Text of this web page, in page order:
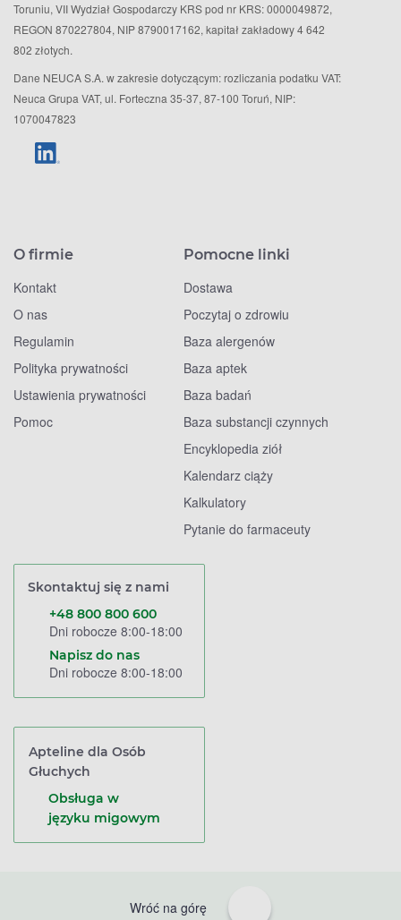
Toruniu, VII Wydział Gospodarczy KRS pod nr KRS: 0000049872,
REGON 870227804, NIP 8790017162, kapitał zakładowy 4 642
802 złotych.
Dane NEUCA S.A. w zakresie dotyczącym: rozliczania podatku VAT:
Neuca Grupa VAT, ul. Forteczna 35-37, 87-100 Toruń, NIP:
1070047823
O firmie
Kontakt
O nas
Regulamin
Polityka prywatności
Ustawienia prywatności
Pomoc
Pomocne linki
Dostawa
Poczytaj o zdrowiu
Baza alergenów
Baza aptek
Baza badań
Baza substancji czynnych
Encyklopedia ziół
Kalendarz ciąży
Kalkulatory
Pytanie do farmaceuty
Skontaktuj się z nami
+48 800 800 600
Dni robocze 8:00-18:00
Napisz do nas
Dni robocze 8:00-18:00
Apteline dla Osób
Głuchych
Obsługa w
języku migowym
Wróć na górę